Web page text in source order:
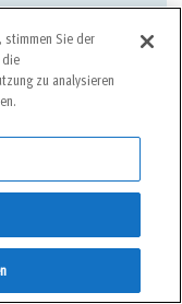
Methodik noch in
je nach Gusto,
Wer bei
und seine
stimmen Sie der
zu analysieren